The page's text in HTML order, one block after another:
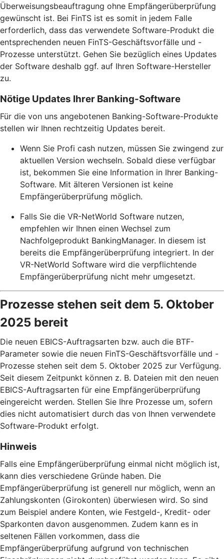
Überweisungsbeauftragung ohne Empfängerüberprüfung
gewünscht ist. Bei FinTS ist es somit in jedem Falle
erforderlich, dass das verwendete Software-Produkt die
entsprechenden neuen FinTS-Geschäftsvorfälle und -
Prozesse unterstützt. Gehen Sie bezüglich eines Updates
der Software deshalb ggf. auf Ihren Software-Hersteller
zu.
Nötige Updates Ihrer Banking-Software
Für die von uns angebotenen Banking-Software-Produkte
stellen wir Ihnen rechtzeitig Updates bereit.
Wenn Sie Profi cash nutzen, müssen Sie zwingend zur
aktuellen Version wechseln. Sobald diese verfügbar
ist, bekommen Sie eine Information in Ihrer Banking-
Software. Mit älteren Versionen ist keine
Empfängerüberprüfung möglich.
Falls Sie die VR-NetWorld Software nutzen,
empfehlen wir Ihnen einen Wechsel zum
Nachfolgeprodukt BankingManager. In diesem ist
bereits die Empfängerüberprüfung integriert. In der
VR-NetWorld Software wird die verpflichtende
Empfängerüberprüfung nicht mehr umgesetzt.
Prozesse stehen seit dem 5. Oktober
2025 bereit
Die neuen EBICS-Auftragsarten bzw. auch die BTF-
Parameter sowie die neuen FinTS-Geschäftsvorfälle und -
Prozesse stehen seit dem 5. Oktober 2025 zur Verfügung.
Seit diesem Zeitpunkt können z. B. Dateien mit den neuen
EBICS-Auftragsarten für eine Empfängerüberprüfung
eingereicht werden. Stellen Sie Ihre Prozesse um, sofern
dies nicht automatisiert durch das von Ihnen verwendete
Software-Produkt erfolgt.
Hinweis
Falls eine Empfängerüberprüfung einmal nicht möglich ist,
kann dies verschiedene Gründe haben. Die
Empfängerüberprüfung ist generell nur möglich, wenn an
Zahlungskonten (Girokonten) überwiesen wird. So sind
zum Beispiel andere Konten, wie Festgeld-, Kredit- oder
Sparkonten davon ausgenommen. Zudem kann es in
seltenen Fällen vorkommen, dass die
Empfängerüberprüfung aufgrund von technischen